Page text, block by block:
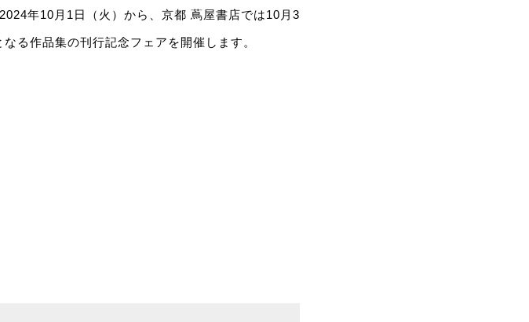
年10月1日（火）から、京都 蔦屋書店では10月3
る作品集の刊行記念フェアを開催します。